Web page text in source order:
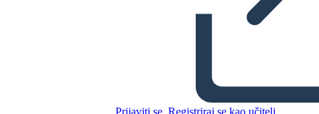
Mesopotamia UVA